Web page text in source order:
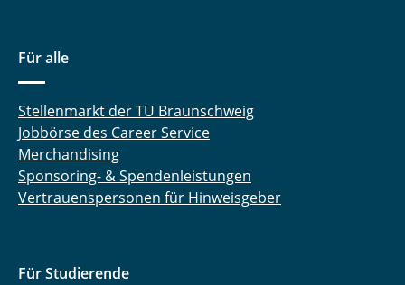
Für alle
Stellenmarkt der TU Braunschweig
Jobbörse des Career Service
Merchandising
Sponsoring- & Spendenleistungen
Vertrauenspersonen für Hinweisgeber
Für Studierende